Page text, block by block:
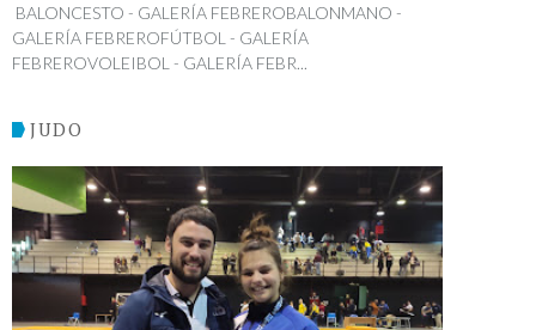
BALONCESTO - GALERÍA FEBREROBALONMANO -
GALERÍA FEBREROFÚTBOL - GALERÍA
FEBREROVOLEIBOL - GALERÍA FEBR...
JUDO